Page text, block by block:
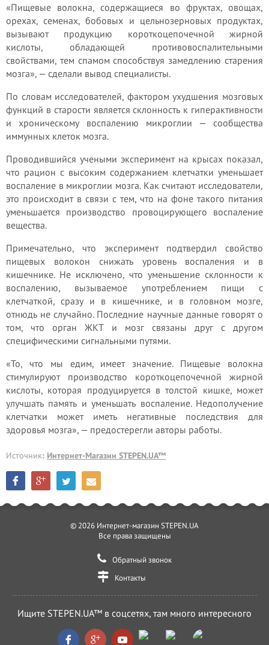
«Пищевые волокна, содержащиеся во фруктах, овощах,
орехах, семенах, бобовых и цельнозерновых продуктах,
вызывают продукцию короткоцепочечной жирной
кислоты, обладающей противовоспалительными
свойствами, тем спамом способствуя замедлению старения
мозга», — сделали вывод специалисты.
По словам исследователей, фактором ухудшения мозговых
функций в старости является склонность к гиперактивности
и хроническому воспалению микроглии — сообщества
иммунных клеток мозга.
Проводившийся учеными эксперимент на крысах показал,
что рацион с высоким содержанием клетчатки уменьшает
воспаление в микроглии мозга. Как считают исследователи,
это происходит в связи с тем, что на фоне такого питания
уменьшается производство провоцирующего воспаление
вещества.
Примечательно, что эксперимент подтвердил свойство
пищевых волокон снижать уровень воспаления и в
кишечнике. Не исключено, что уменьшение склонности к
воспалению, вызываемое употреблением пищи с
клетчаткой, сразу и в кишечнике, и в головном мозге,
отнюдь не случайно. Последние научные данные говорят о
том, что орган ЖКТ и мозг связаны друг с другом
специфическими сигнальными путями.
«То, что мы едим, имеет значение. Пищевые волокна
стимулируют производство короткоцепочечной жирной
кислоты, которая продуцируется в толстой кишке, может
улучшать память и уменьшать воспаление. Недополучение
клетчатки может иметь негативные последствия для
здоровья мозга», — предостерегли авторы работы.
Источник: Интернет-Магазин STEPEN.UA™
© 2026 Интернет-магазин STEPEN.UA
Все права защищены
Обратный звонок
Контакты
Ищите STEPEN.UA™ в соцсетях, там много интересного